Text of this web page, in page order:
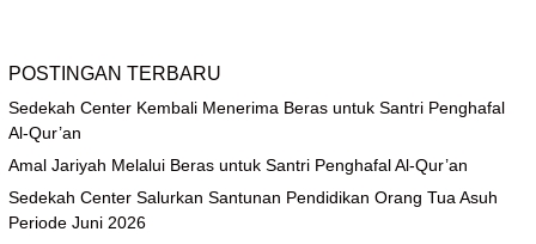
POSTINGAN TERBARU
Sedekah Center Kembali Menerima Beras untuk Santri Penghafal
Al-Qur’an
Amal Jariyah Melalui Beras untuk Santri Penghafal Al-Qur’an
Sedekah Center Salurkan Santunan Pendidikan Orang Tua Asuh
Periode Juni 2026